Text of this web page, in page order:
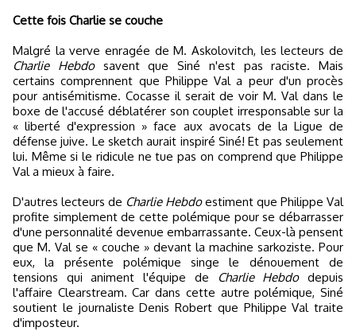
Cette fois Charlie se couche
Malgré la verve enragée de M. Askolovitch, les lecteurs de
Charlie Hebdosavent que Siné n'est pas raciste. Mais
certains comprennent que Philippe Val a peur d'un procès
pour antisémitisme. Cocasse il serait de voir M. Val dans le
boxe de l'accusé déblatérer son couplet irresponsable sur la
« liberté d'expression » face aux avocats de la Ligue de
défense juive. Le sketch aurait inspiré Siné! Et pas seulement
lui. Même si le ridicule ne tue pas on comprend que Philippe
Val a mieux à faire.
D'autres lecteurs de Charlie Hebdoestiment que Philippe Val
profite simplement de cette polémique pour se débarrasser
d'une personnalité devenue embarrassante. Ceux-là pensent
que M. Val se « couche » devant la machine sarkoziste. Pour
eux, la présente polémique singe le dénouement de
tensions qui animent l'équipe de
Charlie Hebdodepuis
l'affaire Clearstream. Car dans cette autre polémique, Siné
soutient le journaliste Denis Robert que Philippe Val traite
d'imposteur.